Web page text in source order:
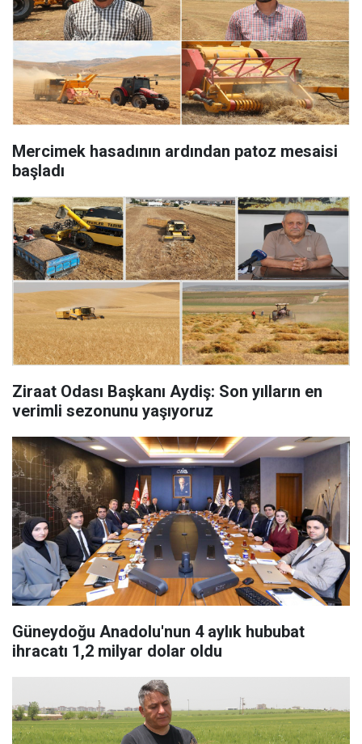
Mercimek hasadının ardından patoz mesaisi
başladı
Ziraat Odası Başkanı Aydiş: Son yılların en
verimli sezonunu yaşıyoruz
Güneydoğu Anadolu'nun 4 aylık hububat
ihracatı 1,2 milyar dolar oldu